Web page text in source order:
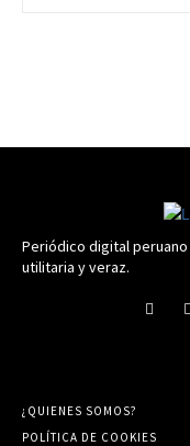
Periódico digital
utilitaria y veraz.
¿QUIENES SOMOS?
POLÍTICA DE COOKIES